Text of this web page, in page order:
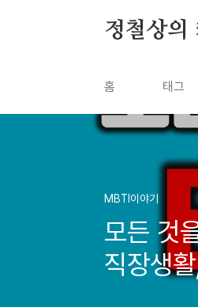
정철상의
홈 태그
MBTI이야기
모든 것
직장생